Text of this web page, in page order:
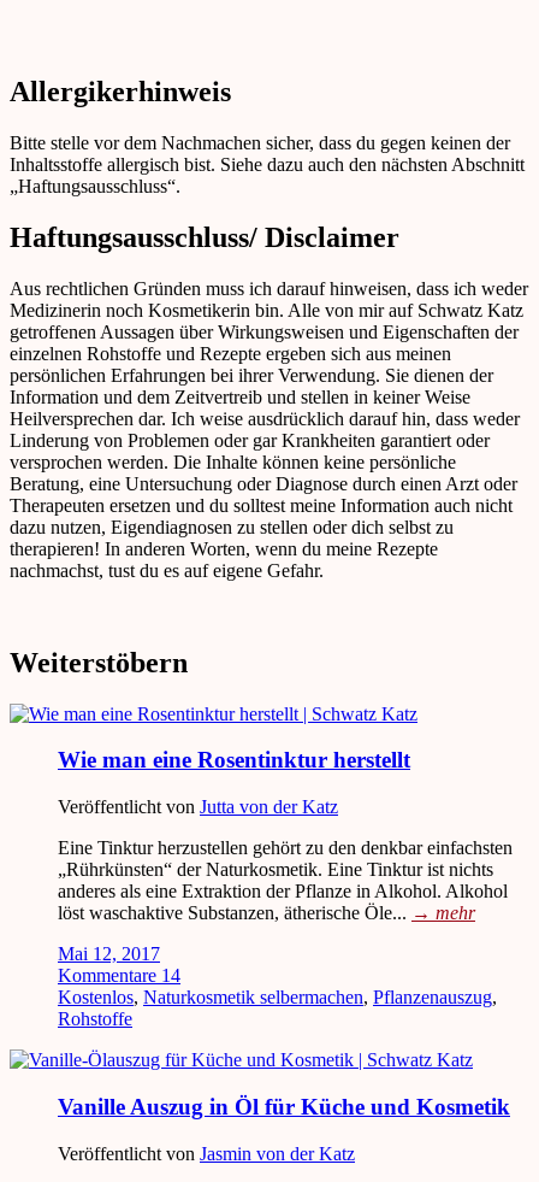
Allergikerhinweis
Bitte stelle vor dem Nachmachen sicher, dass du gegen keinen der
Inhaltsstoffe allergisch bist. Siehe dazu auch den nächsten Abschnitt
„Haftungsausschluss“.
Haftungsausschluss/ Disclaimer
Aus rechtlichen Gründen muss ich darauf hinweisen, dass ich weder
Medizinerin noch Kosmetikerin bin. Alle von mir auf Schwatz Katz
getroffenen Aussagen über Wirkungsweisen und Eigenschaften der
einzelnen Rohstoffe und Rezepte ergeben sich aus meinen
persönlichen Erfahrungen bei ihrer Verwendung. Sie dienen der
Information und dem Zeitvertreib und stellen in keiner Weise
Heilversprechen dar. Ich weise ausdrücklich darauf hin, dass weder
Linderung von Problemen oder gar Krankheiten garantiert oder
versprochen werden. Die Inhalte können keine persönliche
Beratung, eine Untersuchung oder Diagnose durch einen Arzt oder
Therapeuten ersetzen und du solltest meine Information auch nicht
dazu nutzen, Eigendiagnosen zu stellen oder dich selbst zu
therapieren! In anderen Worten, wenn du meine Rezepte
nachmachst, tust du es auf eigene Gefahr.
Weiterstöbern
Wie man eine Rosentinktur herstellt
Veröffentlicht von Jutta von der Katz
Eine Tinktur herzustellen gehört zu den denkbar einfachsten
„Rührkünsten“ der Naturkosmetik. Eine Tinktur ist nichts
anderes als eine Extraktion der Pflanze in Alkohol. Alkohol
löst waschaktive Substanzen, ätherische Öle... → mehr
Mai 12, 2017
Kommentare 14
Kostenlos, Naturkosmetik selbermachen, Pflanzenauszug,
Rohstoffe
Vanille Auszug in Öl für Küche und Kosmetik
Veröffentlicht von Jasmin von der Katz